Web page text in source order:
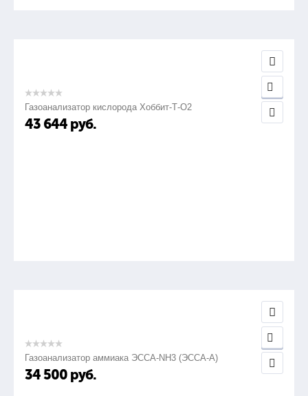
Газоанализатор кислорода Хоббит-Т-О2
43 644 руб.
Газоанализатор аммиака ЭССА-NH3 (ЭССА-А)
34 500 руб.